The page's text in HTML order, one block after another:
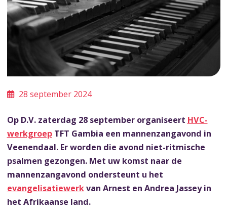
28 september 2024
Op D.V. zaterdag 28 september organiseert HVC-
werkgroepTFT Gambia een mannenzangavond in
Veenendaal. Er worden die avond niet-ritmische
psalmen gezongen. Met uw komst naar de
mannenzangavond ondersteunt u het
evangelisatiewerkvan Arnest en Andrea Jassey in
het Afrikaanse land.